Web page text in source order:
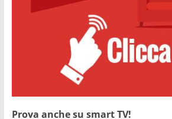
Prova anche su smart TV!